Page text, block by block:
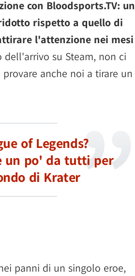
con Bloodsports.TV: un
rispetto a quello di
l'attenzione nei mesi
su Steam, non ci
anche noi a tirare un
of Legends?
un po' da tutti per
di Krater
panni di un singolo eroe,